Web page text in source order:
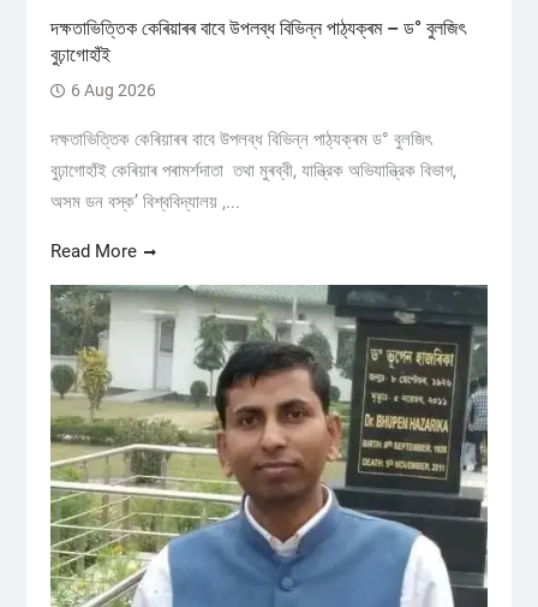
দক্ষতাভিত্তিক কেৰিয়াৰৰ বাবে উপলব্ধ বিভিন্ন পাঠ্যক্ৰম – ড° বুলজিৎ
বুঢ়াগোহাঁই
6 Aug 2026
দক্ষতাভিত্তিক কেৰিয়াৰৰ বাবে উপলব্ধ বিভিন্ন পাঠ্যক্ৰম ড° বুলজিৎ
বুঢ়াগোহাঁই কেৰিয়াৰ পৰামৰ্শদাতা তথা মুৰব্বী, যান্ত্রিক অভিযান্ত্রিক বিভাগ,
অসম ডন বস্ক’ বিশ্ববিদ্যালয় ,...
Read More